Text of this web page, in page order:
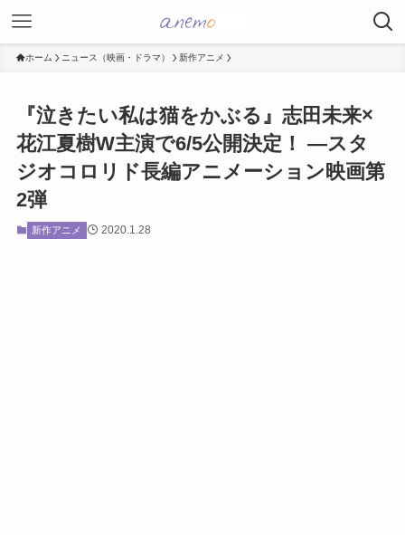
ホーム ニュース（映画・ドラマ） 新作アニメ
『泣きたい私は猫をかぶる』志田未来×
花江夏樹W主演で6/5公開決定！ ―スタ
ジオコロリド長編アニメーション映画第
2弾
新作アニメ 2020.1.28